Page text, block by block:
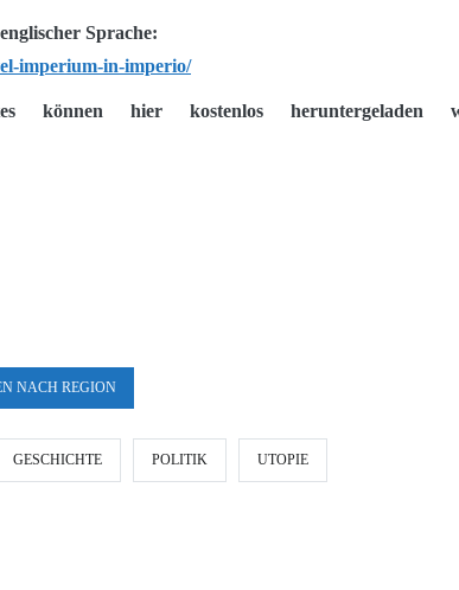
Sprache:
imperium-in-imperio/
können hier kostenlos heruntergeladen
NACH REGION
GESCHICHTE POLITIK UTOPIE